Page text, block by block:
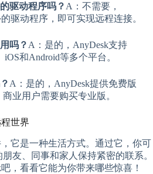
驱动程序吗？ A：不需要，
驱动程序，即可实现远程连接。
吗？ A：是的，AnyDesk支持
和Android等多个平台。
A：是的，AnyDesk提供免费版
业用户需要购买专业版。
世界
它是一种生活方式。通过它，你可
友、同事和家人保持紧密的联系。
，看看它能为你带来哪些惊喜！